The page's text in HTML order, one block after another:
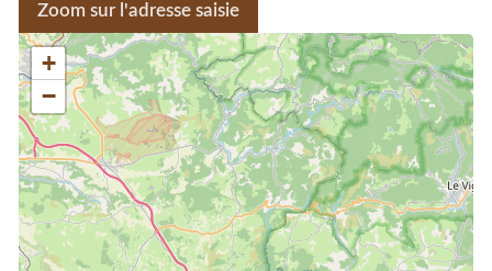
Zoom sur l'adresse saisie
+
−